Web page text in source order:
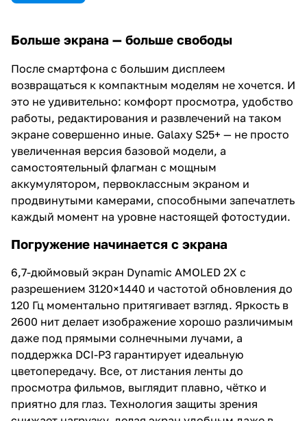
Больше экрана — больше свободы
После смартфона с большим дисплеем
возвращаться к компактным моделям не хочется. И
это не удивительно: комфорт просмотра, удобство
работы, редактирования и развлечений на таком
экране совершенно иные. Galaxy S25+ — не просто
увеличенная версия базовой модели, а
самостоятельный флагман с мощным
аккумулятором, первоклассным экраном и
продвинутыми камерами, способными запечатлеть
каждый момент на уровне настоящей фотостудии.
Погружение начинается с экрана
6,7-дюймовый экран Dynamic AMOLED 2X с
разрешением 3120×1440 и частотой обновления до
120 Гц моментально притягивает взгляд. Яркость в
2600 нит делает изображение хорошо различимым
даже под прямыми солнечными лучами, а
поддержка DCI-P3 гарантирует идеальную
цветопередачу. Все, от листания ленты до
просмотра фильмов, выглядит плавно, чётко и
приятно для глаз. Технология защиты зрения